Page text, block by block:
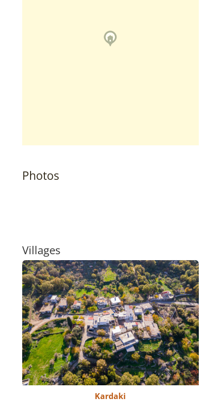
Photos
Villages
Kardaki